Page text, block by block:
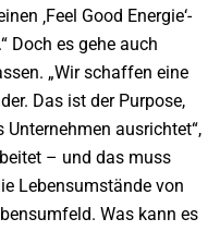
‚Feel Good Energie‘-
Doch es gehe auch
„Wir schaffen eine
Das ist der Purpose,
ausrichtet“,
– und das muss
Lebensumstände von
Was kann es